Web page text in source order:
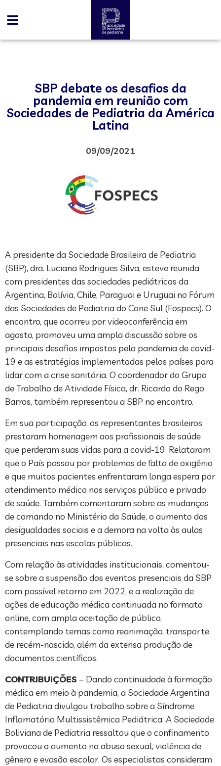
SBP debate os desafios da
pandemia em reunião com
Sociedades de Pediatria da América
Latina
09/09/2021
A presidente da Sociedade Brasileira de Pediatria
(SBP), dra. Luciana Rodrigues Silva, esteve reunida
com presidentes das sociedades pediátricas da
Argentina, Bolívia, Chile, Paraguai e Uruguai no Fórum
das Sociedades de Pediatria do Cone Sul (Fospecs). O
encontro, que ocorreu por videoconferência em
agosto, promoveu uma ampla discussão sobre os
principais desafios impostos pela pandemia de covid-
19 e as estratégias implementadas pelos países para
lidar com a crise sanitária. O coordenador do Grupo
de Trabalho de Atividade Física, dr. Ricardo do Rego
Barros, também representou a SBP no encontro.
Em sua participação, os representantes brasileiros
prestaram homenagem aos profissionais de saúde
que perderam suas vidas para a covid-19. Relataram
que o País passou por problemas de falta de oxigênio
e que muitos pacientes enfrentaram longa espera por
atendimento médico nos serviços público e privado
de saúde. Também comentaram sobre as mudanças
de comando no Ministério da Saúde, o aumento das
desigualdades sociais e a demora na volta às aulas
presenciais nas escolas públicas.
Com relação às atividades institucionais, comentou-
se sobre a suspensão dos eventos presenciais da SBP
com possível retorno em 2022, e a realização de
ações de educação médica continuada no formato
online, com ampla aceitação de público,
contemplando temas como reanimação, transporte
de recém-nascido, além da extensa produção de
documentos científicos.
CONTRIBUIÇÕES – Dando continuidade à formação
médica em meio à pandemia, a Sociedade Argentina
de Pediatria divulgou trabalho sobre a Síndrome
Inflamatória Multissistêmica Pediátrica. A Sociedade
Boliviana de Pediatria ressaltou que o confinamento
provocou o aumento no abuso sexual, violência de
gênero e evasão escolar. Os especialistas consideram